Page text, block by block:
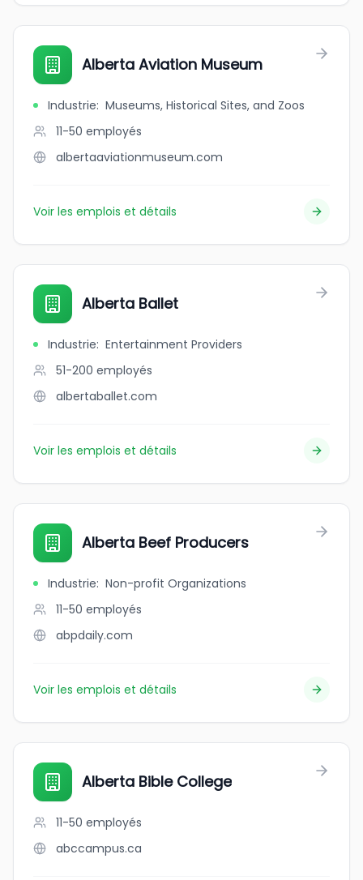
Alberta Aviation Museum
Industrie: Museums, Historical Sites, and Zoos
11-50 employés
albertaaviationmuseum.com
Voir les emplois et détails
Alberta Ballet
Industrie: Entertainment Providers
51-200 employés
albertaballet.com
Voir les emplois et détails
Alberta Beef Producers
Industrie: Non-profit Organizations
11-50 employés
abpdaily.com
Voir les emplois et détails
Alberta Bible College
11-50 employés
abccampus.ca